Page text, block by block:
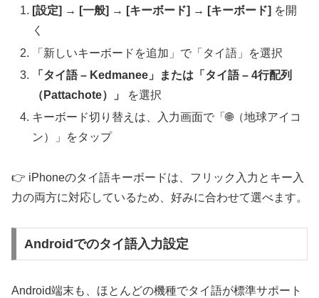
[設定] → [一般] → [キーボード] → [キーボード] を開
く
「新しいキーボードを追加」で「タイ語」を選択
「タイ語 – Kedmanee」または「タイ語 – 4行配列
（Pattachote）」
を選択
キーボード切り替えは、入力画面で「🌐（地球アイコ
ン）」をタップ
👉 iPhoneのタイ語キーボードは、フリック入力とキー入
力の両方に対応しているため、好みに合わせて選べます。
Androidでのタイ語入力設定
Android端末も、ほとんどの機種でタイ語が標準サポート